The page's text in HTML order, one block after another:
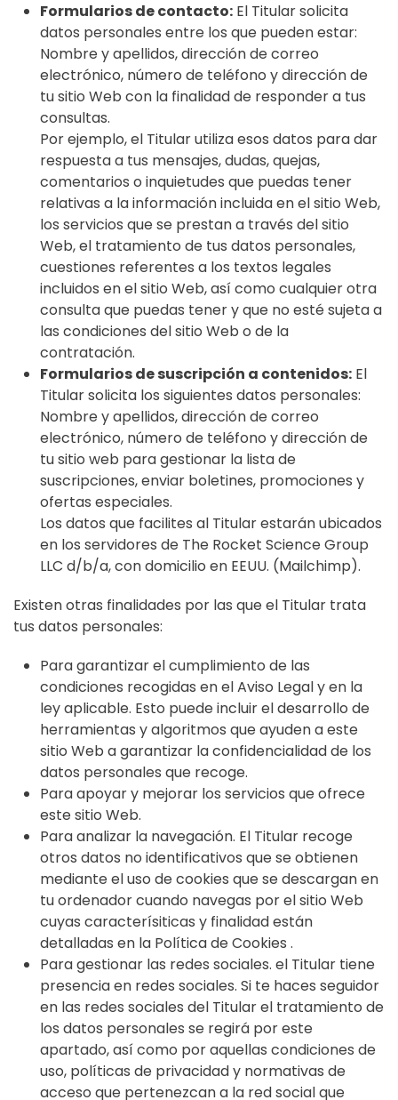
Formularios de contacto: El Titular solicita
datos personales entre los que pueden estar:
Nombre y apellidos, dirección de correo
electrónico, número de teléfono y dirección de
tu sitio Web con la finalidad de responder a tus
consultas.
Por ejemplo, el Titular utiliza esos datos para dar
respuesta a tus mensajes, dudas, quejas,
comentarios o inquietudes que puedas tener
relativas a la información incluida en el sitio Web,
los servicios que se prestan a través del sitio
Web, el tratamiento de tus datos personales,
cuestiones referentes a los textos legales
incluidos en el sitio Web, así como cualquier otra
consulta que puedas tener y que no esté sujeta a
las condiciones del sitio Web o de la
contratación.
Formularios de suscripción a contenidos: El
Titular solicita los siguientes datos personales:
Nombre y apellidos, dirección de correo
electrónico, número de teléfono y dirección de
tu sitio web para gestionar la lista de
suscripciones, enviar boletines, promociones y
ofertas especiales.
Los datos que facilites al Titular estarán ubicados
en los servidores de The Rocket Science Group
LLC d/b/a, con domicilio en EEUU. (Mailchimp).
Existen otras finalidades por las que el Titular trata
tus datos personales:
Para garantizar el cumplimiento de las
condiciones recogidas en el Aviso Legal y en la
ley aplicable. Esto puede incluir el desarrollo de
herramientas y algoritmos que ayuden a este
sitio Web a garantizar la confidencialidad de los
datos personales que recoge.
Para apoyar y mejorar los servicios que ofrece
este sitio Web.
Para analizar la navegación. El Titular recoge
otros datos no identificativos que se obtienen
mediante el uso de cookies que se descargan en
tu ordenador cuando navegas por el sitio Web
cuyas caracterísiticas y finalidad están
detalladas en la Política de Cookies .
Para gestionar las redes sociales. el Titular tiene
presencia en redes sociales. Si te haces seguidor
en las redes sociales del Titular el tratamiento de
los datos personales se regirá por este
apartado, así como por aquellas condiciones de
uso, políticas de privacidad y normativas de
acceso que pertenezcan a la red social que